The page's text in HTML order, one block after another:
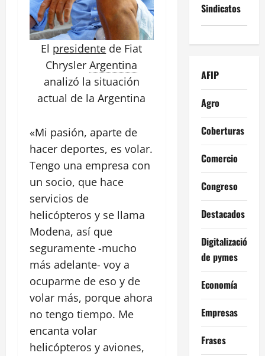
El presidente de Fiat
ChryslerArgentina
analizó la situación
actual de la Argentina
«Mi pasión, aparte de
hacer deportes, es volar.
Tengo una empresa con
un socio, que hace
servicios de
helicópteros y se llama
Modena, así que
seguramente -mucho
más adelante- voy a
ocuparme de eso y de
volar más, porque ahora
no tengo tiempo. Me
encanta volar
helicópteros y aviones,
Sindicatos
AFIP
Agro
Coberturas
Comercio
Congreso
Destacados
Digitalización
de pymes
Economía
Empresas
Frases